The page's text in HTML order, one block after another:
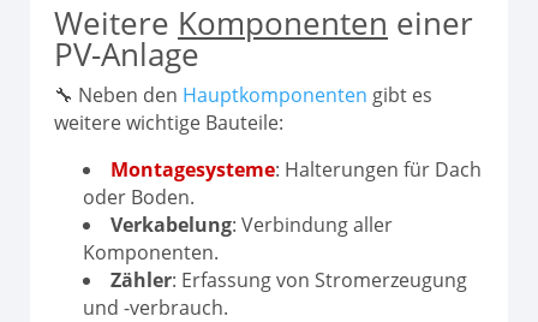
Weitere Komponenten einer
PV-Anlage
🔧 Neben den Hauptkomponenten gibt es
weitere wichtige Bauteile:
Montagesysteme: Halterungen für Dach
oder Boden.
Verkabelung: Verbindung aller
Komponenten.
Zähler: Erfassung von Stromerzeugung
und -verbrauch.